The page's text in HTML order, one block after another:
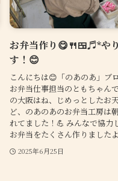
お弁当作り😋🍴🍱♬*や
す！😊
こんにちは😊「のあのあ」ブ
お弁当仕事担当のともちゃん
の大阪はね、じめっとしたお
ど、のあのあのお弁当工房は
れてました！💪 みんなで協力
お弁当をたくさん作りました
2025年6月25日